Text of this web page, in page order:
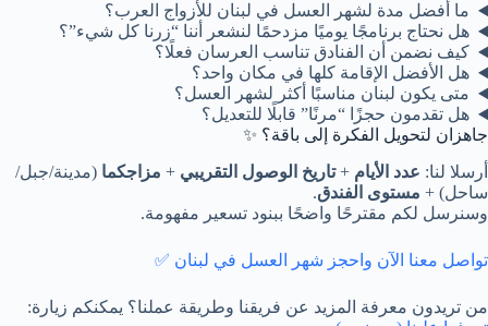
ما أفضل مدة لشهر العسل في لبنان للأزواج العرب؟
هل نحتاج برنامجًا يوميًا مزدحمًا لنشعر أننا “زرنا كل شيء”؟
كيف نضمن أن الفنادق تناسب العرسان فعلًا؟
هل الأفضل الإقامة كلها في مكان واحد؟
متى يكون لبنان مناسبًا أكثر لشهر العسل؟
هل تقدمون حجزًا “مرنًا” قابلًا للتعديل؟
جاهزان لتحويل الفكرة إلى باقة؟ ✨
أرسلا لنا: عدد الأيام +تاريخ الوصول التقريبي + مزاجكما (مدينة/جبل/
ساحل) + مستوى الفندق.
وسنرسل لكم مقترحًا واضحًا ببنود تسعير مفهومة.
تواصل معنا الآن واحجز شهر العسل في لبنان ✅
من تريدون معرفة المزيد عن فريقنا وطريقة عملنا؟ يمكنكم زيارة: